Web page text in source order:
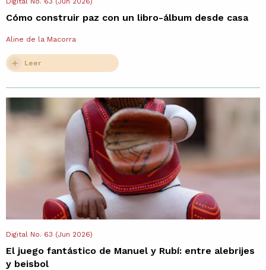
Cómo construir paz con un libro-álbum desde casa
Aline de la Macorra
Leer
Digital No. 63 (Jun 2026)
El juego fantástico de Manuel y Rubí: entre alebrijes
y beisbol